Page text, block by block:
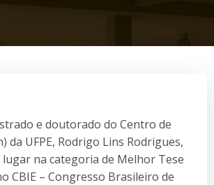
e doutorado do Centro de
da UFPE, Rodrigo Lins Rodrigues,
lugar na categoria de Melhor Tese
CBIE – Congresso Brasileiro de